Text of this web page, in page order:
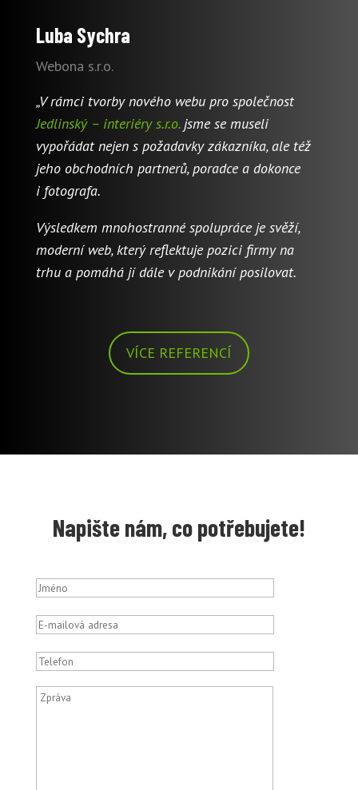
Luba Sychra
Webona s.r.o.
„V rámci tvorby nového webu pro společnost
Jedlinský – interiéry s.r.o.jsme se museli
vypořádat nejen s požadavky zákazníka, ale též
jeho obchodních partnerů, poradce a dokonce
i fotografa.
Výsledkem mnohostranné spolupráce je svěží,
moderní web, který reflektuje pozici firmy na
trhu a pomáhá jí dále v podnikání posilovat.
VÍCE REFERENCÍ
Napište nám, co potřebujete!